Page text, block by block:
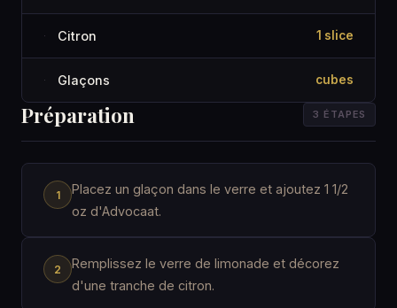
· Citron 1 slice
· Glaçons cubes
Préparation 3 ÉTAPES
Placez un glaçon dans le verre et ajoutez 1 1/2
oz d'Advocaat.
Remplissez le verre de limonade et décorez
d'une tranche de citron.